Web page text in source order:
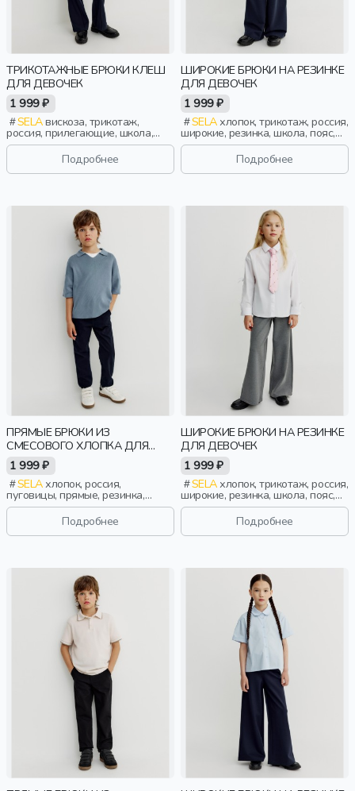
ТРИКОТАЖНЫЕ БРЮКИ КЛЕШ
ДЛЯ ДЕВОЧЕК
1 999 ₽
SELAвискоза, трикотаж,
россия, прилегающие, школа,
однотон, прорези, стрелки, пояс,
высокая посадка, клеш,
эластичные, девочки, дети
Подробнее
ШИРОКИЕ БРЮКИ НА РЕЗИНКЕ
ДЛЯ ДЕВОЧЕК
1 999 ₽
SELAхлопок, трикотаж, россия,
широкие, резинка, школа, пояс,
высокая посадка, эластичные,
девочки, детиПодробнее
ПРЯМЫЕ БРЮКИ ИЗ
СМЕСОВОГО ХЛОПКА ДЛЯ
МАЛЬЧИКОВ
1 999 ₽
SELAхлопок, россия,
пуговицы, прямые, резинка,
застежка, школа, пояс,
фактурные, мальчики, дети
Подробнее
ШИРОКИЕ БРЮКИ НА РЕЗИНКЕ
ДЛЯ ДЕВОЧЕК
1 999 ₽
SELAхлопок, трикотаж, россия,
широкие, резинка, школа, пояс,
высокая посадка, эластичные,
девочки, детиПодробнее